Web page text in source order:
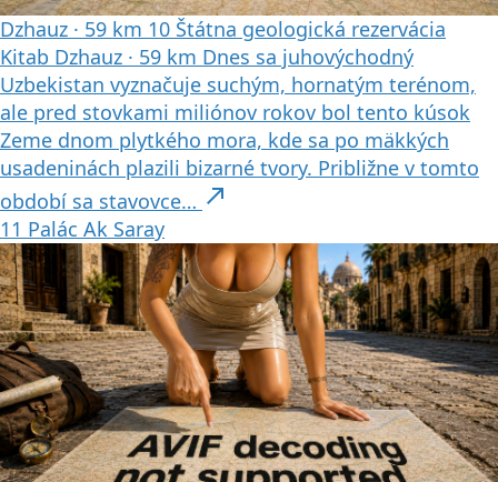
Dzhauz · 59 km 10 Štátna geologická rezervácia
Kitab Dzhauz · 59 km Dnes sa juhovýchodný
Uzbekistan vyznačuje suchým, hornatým terénom,
ale pred stovkami miliónov rokov bol tento kúsok
Zeme dnom plytkého mora, kde sa po mäkkých
usadeninách plazili bizarné tvory. Približne v tomto
období sa stavovce… north_east
11 Palác Ak Saray